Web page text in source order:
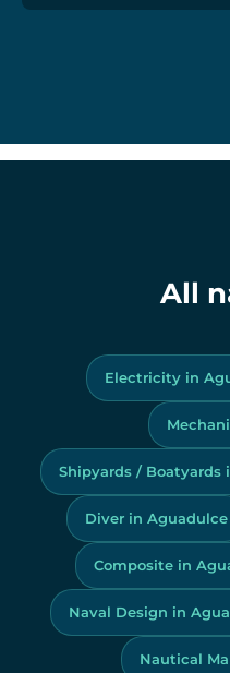
All
Electricity in
Shipyards / Boatyards
Diver in Aguadulce
Composite in
Naval Design in
Nautical